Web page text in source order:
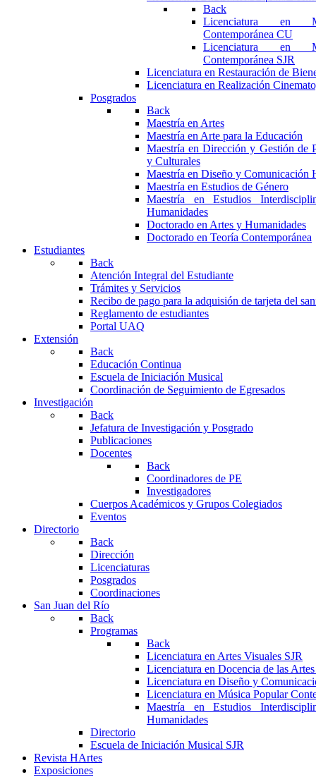
Back
Licenciatura en
Contemporánea CU
Licenciatura en
Contemporánea SJR
Licenciatura en Restauración de
Licenciatura en Realización
Posgrados
Back
Maestría en Artes
Maestría en Arte para la Educación
Maestría en Dirección y Gestión de
y Culturales
Maestría en Diseño y Comunicación
Maestría en Estudios de Género
Maestría en Estudios
Humanidades
Doctorado en Artes y Humanidades
Doctorado en Teoría Contemporánea
Estudiantes
Back
Atención Integral del Estudiante
Trámites y Servicios
Recibo de pago para la adquisión de tarjeta del
Reglamento de estudiantes
Portal UAQ
Extensión
Back
Educación Continua
Escuela de Iniciación Musical
Coordinación de Seguimiento de Egresados
Investigación
Back
Jefatura de Investigación y Posgrado
Publicaciones
Docentes
Back
Coordinadores de PE
Investigadores
Cuerpos Académicos y Grupos Colegiados
Eventos
Directorio
Back
Dirección
Licenciaturas
Posgrados
Coordinaciones
San Juan del Río
Back
Programas
Back
Licenciatura en Artes Visuales SJR
Licenciatura en Docencia de las
Licenciatura en Diseño y
Licenciatura en Música Popular
Maestría en Estudios
Humanidades
Directorio
Escuela de Iniciación Musical SJR
Revista HArtes
Exposiciones